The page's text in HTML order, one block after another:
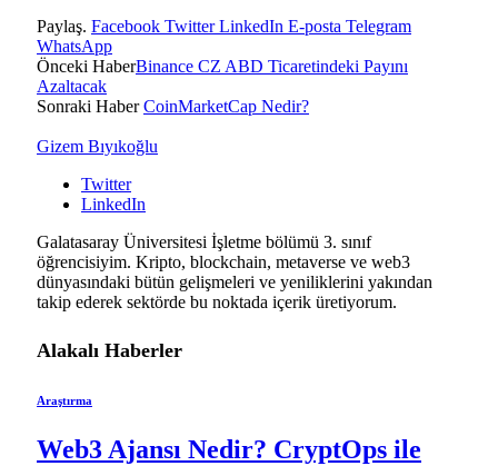
Paylaş. Facebook Twitter LinkedIn E-posta Telegram
WhatsApp
Önceki HaberBinance CZ ABD Ticaretindeki Payını
Azaltacak
Sonraki HaberCoinMarketCap Nedir?
Gizem Bıyıkoğlu
Twitter
LinkedIn
Galatasaray Üniversitesi İşletme bölümü 3. sınıf
öğrencisiyim. Kripto, blockchain, metaverse ve web3
dünyasındaki bütün gelişmeleri ve yeniliklerini yakından
takip ederek sektörde bu noktada içerik üretiyorum.
Alakalı Haberler
Araştırma
Web3 Ajansı Nedir? CryptOps ile